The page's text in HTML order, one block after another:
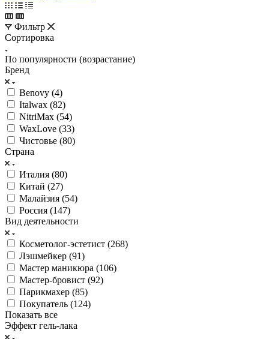
Фильтр
Сортировка
По популярности (возрастание)
Бренд
Benovy (4)
Italwax (82)
NitriMax (54)
WaxLove (33)
Чистовье (80)
Страна
Италия (80)
Китай (27)
Малайзия (54)
Россия (147)
Вид деятельности
Косметолог-эстетист (268)
Лэшмейкер (91)
Мастер маникюра (106)
Мастер-бровист (92)
Парикмахер (85)
Покупатель (124)
Показать все
Эффект гель-лака